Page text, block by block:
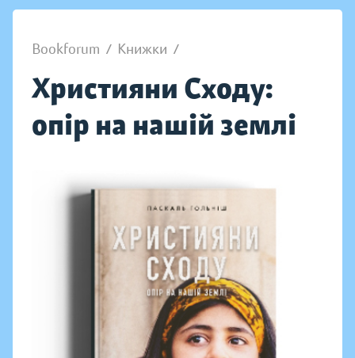
Bookforum / Книжки /
Християни Сходу:
опір на нашій землі